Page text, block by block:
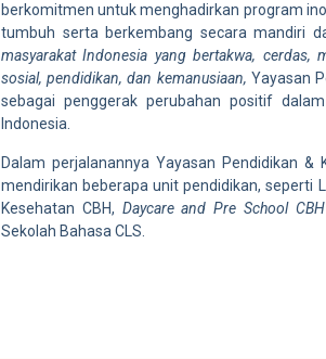
berkomitmen untuk menghadirkan program
tumbuh serta berkembang secara mandiri
masyarakat Indonesia yang bertakwa, cerdas,
sosial, pendidikan, dan kemanusiaan, Yayasan
sebagai penggerak perubahan positif
Indonesia.
Dalam perjalanannya Yayasan Pendidikan &
mendirikan beberapa unit pendidikan, seperti
Kesehatan CBH, Daycare and Pre School
Sekolah Bahasa CLS.